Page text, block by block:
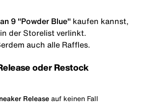
9 "Powder Blue" kaufen kannst,
der Storelist verlinkt.
auch alle Raffles.
oder Restock
Release auf keinen Fall